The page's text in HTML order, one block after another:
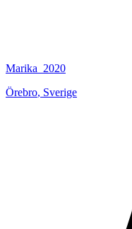
Marika_2020
Örebro, Sverige